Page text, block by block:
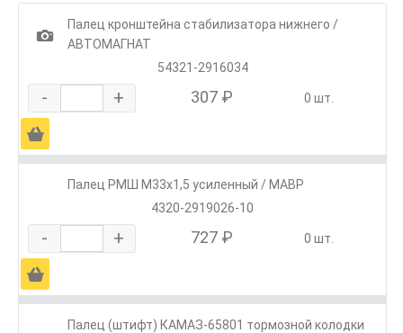
1
Палец кронштейна стабилизатора нижнего /
АВТОМАГНАТ
54321-2916034
- + 307 ₽ 0 шт.
Ä
Палец РМШ М33х1,5 усиленный / МАВР
4320-2919026-10
- + 727 ₽ 0 шт.
Ä
Палец (штифт) КАМАЗ-65801 тормозной колодки